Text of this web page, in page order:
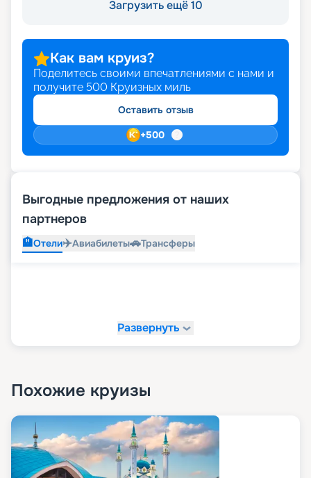
Загрузить ещё 10
Как вам круиз?
Поделитесь своими впечатлениями с нами и
получите 500 Круизных миль
Оставить отзыв
+500
Выгодные предложения от наших
партнеров
🏨Отели✈️Авиабилеты🚗Трансферы
Развернуть
Похожие круизы